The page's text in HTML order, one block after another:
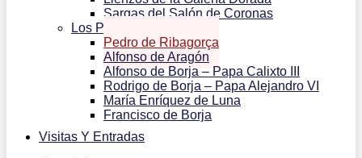
Sargas del Salón de Coronas
Los Personajes
Pedro de Ribagorça
Alfonso de Aragón
Alfonso de Borja – Papa Calixto III
Rodrigo de Borja – Papa Alejandro VI
María Enríquez de Luna
Francisco de Borja
Visitas Y Entradas